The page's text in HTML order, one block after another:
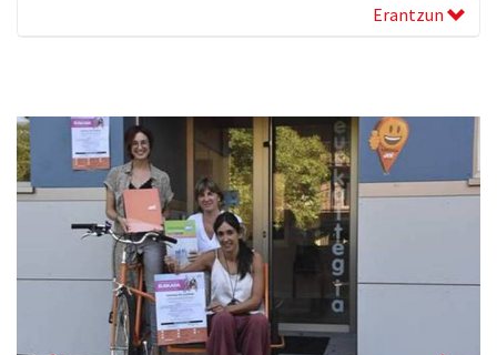
Erantzun